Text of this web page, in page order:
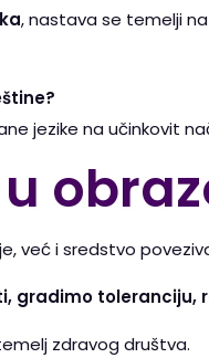
, nastava se temelji
jezike na učinkovit
već i sredstvo
gradimo toleranciju,
zdravog društva.